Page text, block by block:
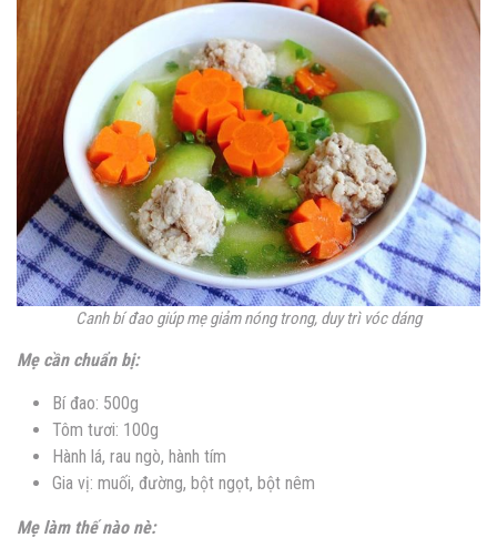
Canh bí đao giúp mẹ giảm nóng trong, duy trì vóc dáng
Mẹ cần chuẩn bị:
Bí đao: 500g
Tôm tươi: 100g
Hành lá, rau ngò, hành tím
Gia vị: muối, đường, bột ngọt, bột nêm
Mẹ làm thế nào nè: